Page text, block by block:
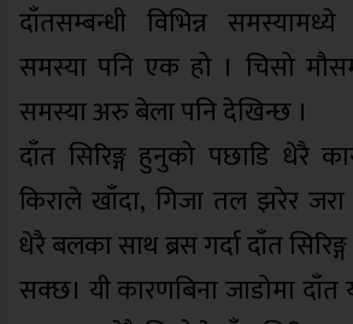
दाँतसम्बन्धी विभिन्न
समस्या पनि एक हो । चिसो
समस्या अरु बेला पनि देखिन्छ ।
दाँत सिरिङ्ग हुनुको पछाडि धेरै
किराले खाँदा, गिजा तल झरेर
धेरै बलका साथ ब्रस गर्दा दाँत
सक्छ। यी कारणबिना जाडोमा दाँत